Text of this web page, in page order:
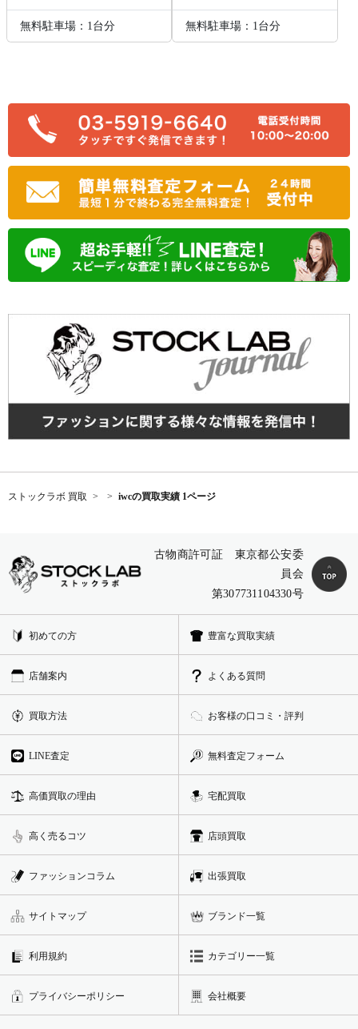
無料駐車場：1台分 無料駐車場：1台分
ストックラボ 買取 iwcの買取実績 1ページ
古物商許可証 東京都公安委
員会
第307731104330号
初めての方 豊富な買取実績
店舗案内 よくある質問
買取方法 お客様の口コミ・評判
LINE査定 無料査定フォーム
高価買取の理由 宅配買取
高く売るコツ 店頭買取
ファッションコラム 出張買取
サイトマップ ブランド一覧
利用規約 カテゴリー一覧
プライバシーポリシー 会社概要